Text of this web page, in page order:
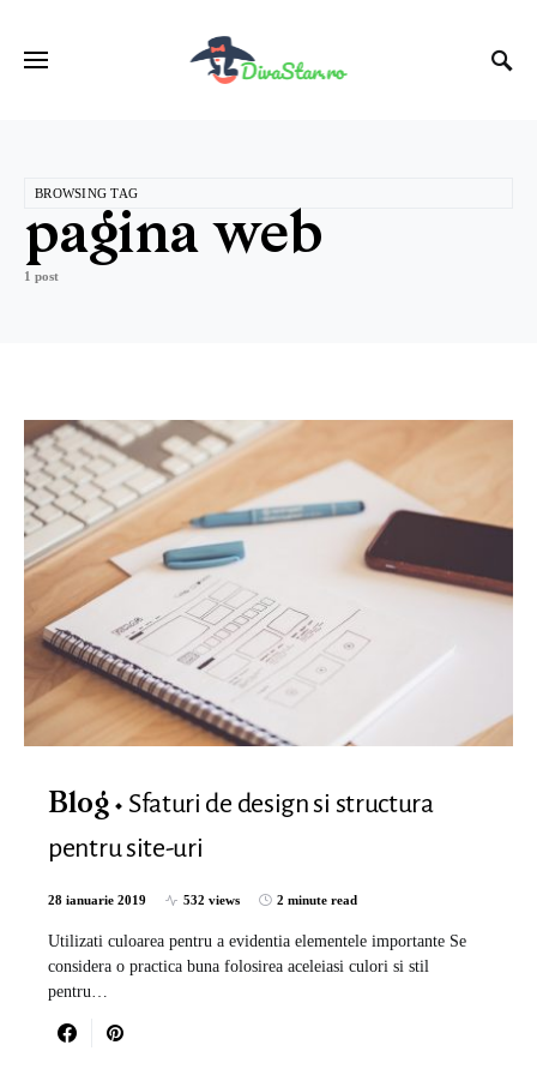
BROWSING TAG
pagina web
1 post
Blog
Sfaturi de design si structura
pentru site-uri
28 ianuarie 2019 532 views 2 minute read
Utilizati culoarea pentru a evidentia elementele importante Se
considera o practica buna folosirea aceleiasi culori si stil
pentru…